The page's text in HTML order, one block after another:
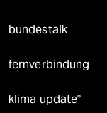
bundestalk
fernverbindung
klima update°